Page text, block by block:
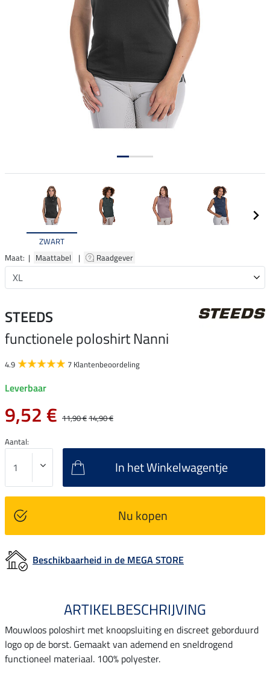
ZWART
Maat: | Maattabel | Raadgever
STEEDS
functionele poloshirt Nanni
4.9 7 Klantenbeoordeling
Leverbaar
9,52 € 11,90 €14,90 €
Aantal:
In het Winkelwagentje
Nu kopen
Beschikbaarheid in de MEGA STORE
ARTIKELBESCHRIJVING
Mouwloos poloshirt met knoopsluiting en discreet geborduurd
logo op de borst. Gemaakt van ademend en sneldrogend
functioneel materiaal. 100% polyester.